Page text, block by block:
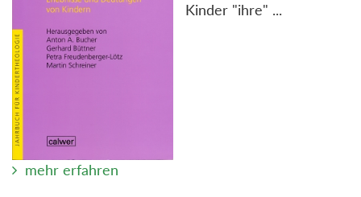
Kinder "ihre" ...
mehr erfahren